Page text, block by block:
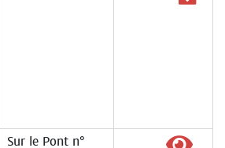
Sur le Pont n°